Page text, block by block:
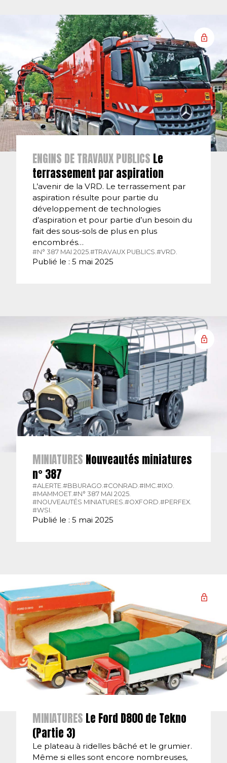
ENGINS DE TRAVAUX PUBLICS Le
terrassement par aspiration
L’avenir de la VRD. Le terrassement par
aspiration résulte pour partie du
développement de technologies
d’aspiration et pour partie d’un besoin du
fait des sous-sols de plus en plus
encombrés…
#N° 387 MAI 2025. #TRAVAUX PUBLICS. #VRD.
Publié le : 5 mai 2025
MINIATURES Nouveautés miniatures
n° 387
#ALERTE.#BBURAGO.#CONRAD.#IMC.#IXO.
#MAMMOET.#N° 387 MAI 2025.
#NOUVEAUTÉS MINIATURES.#OXFORD.#PERFEX.
#WSI.
Publié le : 5 mai 2025
MINIATURES Le Ford D800 de Tekno
(Partie 3)
Le plateau à ridelles bâché et le grumier.
Même si elles sont encore nombreuses,